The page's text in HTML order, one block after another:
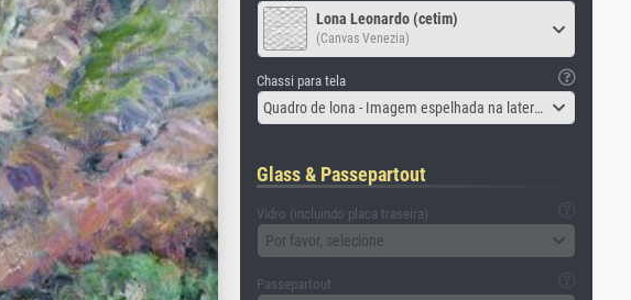
Lona Leonardo (cetim)
(Canvas Venezia)
Chassi para tela
Quadro de lona - Imagem espelhada na lateral
Glass & Passepartout
Vidro (incluindo placa traseira)
Por favor, selecione
Passepartout